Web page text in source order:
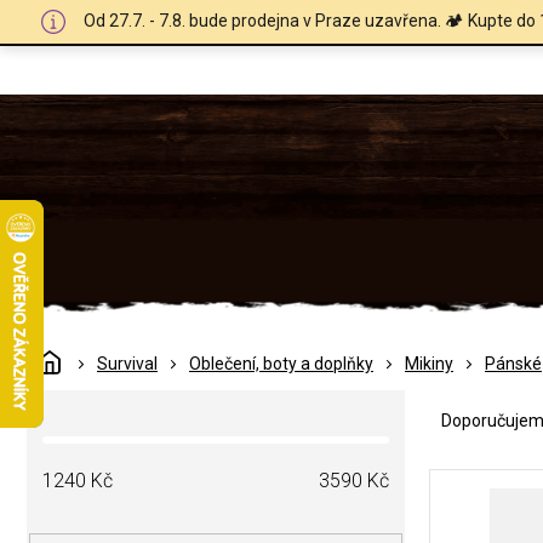
Od 27.7. - 7.8. bude prodejna v Praze uzavřena. 🏕️ Kupte
DomůSurvival Oblečení, boty a doplňky Mikiny Pánské
P
o
a
1240 Kč 3590 Kč
e